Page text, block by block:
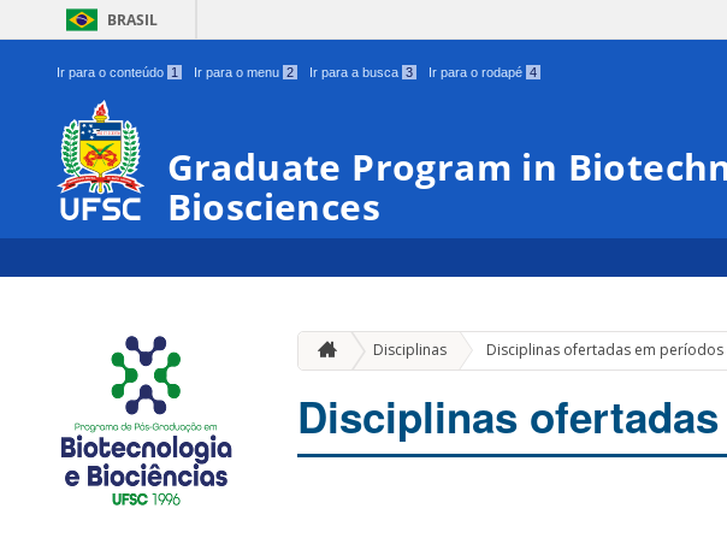
BRASIL
Ir para o conteúdo 1 Ir para o menu 2 Ir para a busca 3 Ir para o rodapé 4
Graduate Program in
Biosciences
Disciplinas Disciplinas ofertadas em
Disciplinas